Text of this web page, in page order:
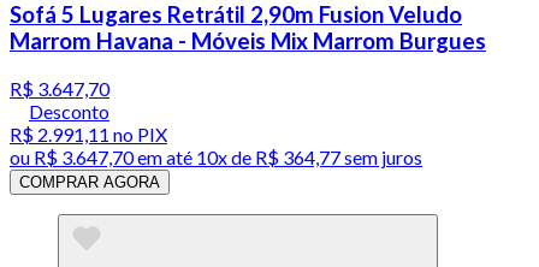
Sofá 5 Lugares Retrátil 2,90m Fusion Veludo
Marrom Havana - Móveis Mix Marrom Burgues
R$ 3.647,70
Desconto
R$ 2.991,11 no PIX
ou R$ 3.647,70em até 10x de R$ 364,77 sem juros
COMPRAR AGORA